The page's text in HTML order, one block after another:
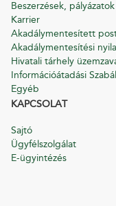
Beszerzések, pályázatok
Karrier
Akadálymentesített
Akadálymentesítési
Hivatali tárhely
Információátadási
Egyéb
KAPCSOLAT
Sajtó
Ügyfélszolgálat
E-ügyintézés